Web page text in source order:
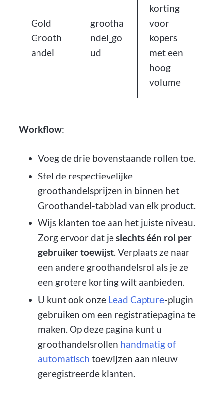
Gold
Grooth
andel
grootha
ndel_go
ud
korting
voor
kopers
met een
hoog
volume
Workflow:
Voeg de drie bovenstaande rollen toe.
Stel de respectievelijke
groothandelsprijzen in binnen het
Groothandel-tabblad van elk product.
Wijs klanten toe aan het juiste niveau.
Zorg ervoor dat jeslechts één rol per
gebruiker toewijst. Verplaats ze naar
een andere groothandelsrol als je ze
een grotere korting wilt aanbieden.
U kunt ook onze Lead Capture-plugin
gebruiken om een registratiepagina te
maken. Op deze pagina kunt u
groothandelsrollen handmatig of
automatisch toewijzen aan nieuw
geregistreerde klanten.